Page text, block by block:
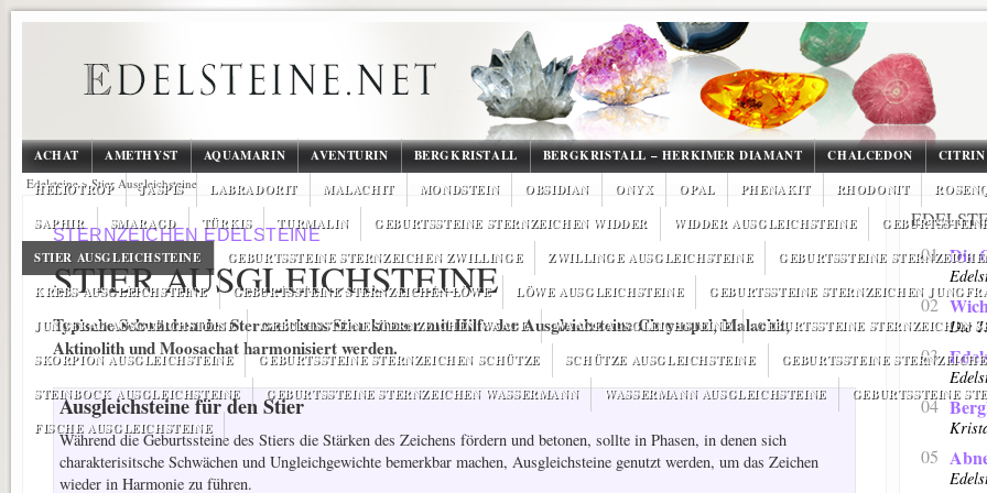
ACHAT AMETHYST AQUAMARIN AVENTURIN BERGKRISTALL BERGKRISTALL – HERKIMER DIAMANT CHALCEDON CITRIN
HELIOTROP
JASPIS LABRADORIT MALACHIT MONDSTEIN OBSIDIAN ONYX OPAL PHENAKIT RHODONIT
SAPHIR
SMARAGD TÜRKIS TURMALIN GEBURTSSTEINE STERNZEICHEN WIDDER WIDDER AUSGLEICHSTEINE
STIER AUSGLEICHSTEINE
GEBURTSSTEINE STERNZEICHEN ZWILLINGE ZWILLINGE AUSGLEICHSTEINE
GEBURTSSTEINE
KREBS AUSGLEICHSTEINE
GEBURTSSTEINE STERNZEICHEN LÖWE LÖWE AUSGLEICHSTEINE
GEBURTSSTEINE STERNZEICHEN
JUNGFRAU AUSGLEICHSTEINE
GEBURTSSTEINE STERNZEICHEN WAAGE WAAGE AUSGLEICHSTEINE
GEBURTSSTEINE STERNZEICHEN
SKORPION AUSGLEICHSTEINE
GEBURTSSTEINE STERNZEICHEN SCHÜTZE SCHÜTZE AUSGLEICHSTEINE
GEBURTSSTEINE
STEINBOCK AUSGLEICHSTEINE
GEBURTSSTEINE STERNZEICHEN WASSERMANN WASSERMANN AUSGLEICHSTEINE
GEBURTSSTEINE
FISCHE AUSGLEICHSTEINE
Edelsteine>Stier Ausgleichsteine
STERNZEICHEN EDELSTEINE
STIER AUSGLEICHSTEINE
Typische Schwächen des Sternzeichens Stier können mit Hilfe der Ausgleichsteine Chrysopal, Malachit,
Aktinolith und Moosachat harmonisiert werden.
Ausgleichsteine für den Stier
Während die Geburtssteine des Stiers die Stärken des Zeichens fördern und betonen, sollte in Phasen, in denen sich
charakterisitsche Schwächen und Ungleichgewichte bemerkbar machen, Ausgleichsteine genutzt werden, um das Zeichen
wieder in Harmonie zu führen.
01 Die
02
Die
03
04
05